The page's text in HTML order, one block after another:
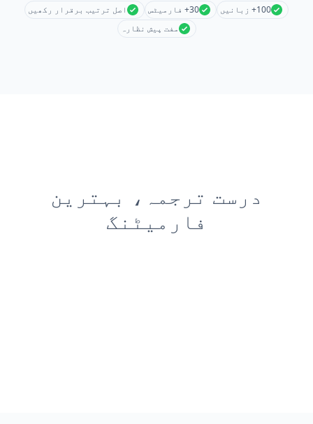
100+ زبانیں 30+ فارمیٹس
اصل ترتیب برقرار رکھیں
مفت پیش نظارہ
درست ترجمہ، بہترین
فارمیٹنگ